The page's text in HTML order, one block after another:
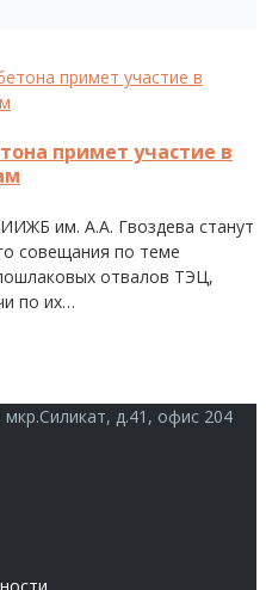
примет участие в
им. А.А. Гвоздева станут
совещания по теме
отвалов ТЭЦ,
по их…
д.41, офис 204